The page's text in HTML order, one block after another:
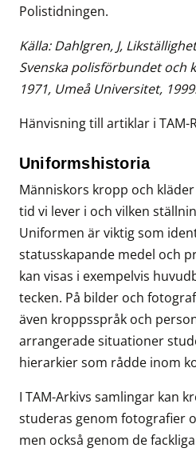
Polistidningen.
Källa: Dahlgren, J,
Svenska polisförbundet och
1971, Umeå Universitet,
Hänvisning till artiklar i TAM-
Uniformshistoria
Människors kropp och
tid vi lever i och vilken
Uniformen är viktig som
statusskapande medel och
kan visas i exempelvis
tecken. På bilder och
även kroppsspråk och
arrangerade situationer
hierarkier som rådde inom
I TAM-Arkivs samlingar kan
studeras genom fotografier
men också genom de